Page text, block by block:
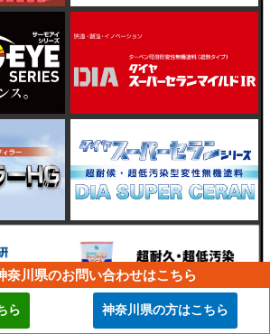
奈川県のお問い合わせはこちら
ら 神奈川県の方はこちら